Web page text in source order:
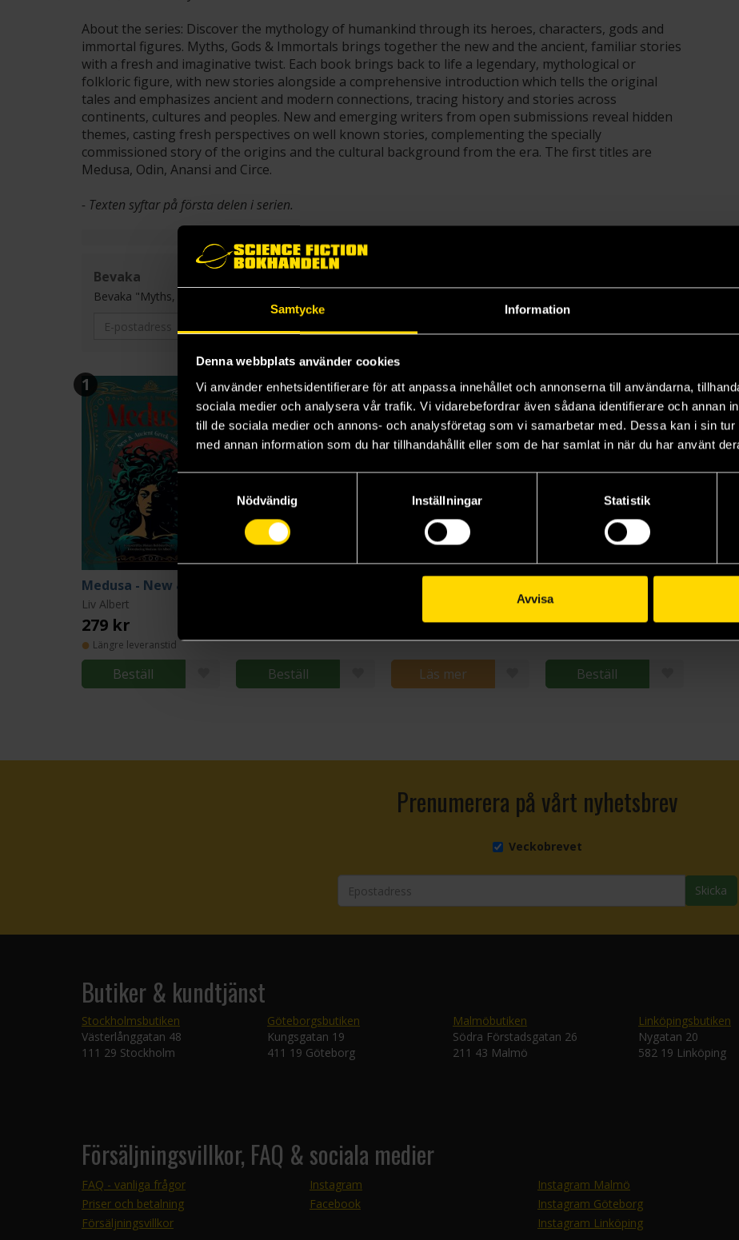
Samtycke Information
Denna webbplats använder cookies
Vi använder enhetsidentifierare för att anpassa innehållet och annonserna till användarna,
sociala medier och analysera vår trafik. Vi vidarebefordrar även sådana identifierare och annan
till de sociala medier och annons- och analysföretag som vi samarbetar med. Dessa kan i sin
med annan information som du har tillhandahållit eller som de har samlat in när du har använt
Nödvändig
Inställningar Statistik
Avvisa
About the series: Discover the mythology of humankind through its heroes, characters, gods and
immortal figures. Myths, Gods & Immortals brings together the new and the ancient, familiar stories
with a fresh and imaginative twist. Each book brings back to life a legendary, mythological or
folkloric figure, with new stories alongside a comprehensive introduction which tells the original
tales and emphasizes ancient and modern connections, tracing history and stories across
continents, cultures and peoples. New and emerging writers from open submissions reveal hidden
themes, casting fresh perspectives on well known stories, complementing the specially
commissioned story of the origins and the cultural background from the era. The first titles are
Medusa, Odin, Anansi and Circe.
- Texten syftar på första delen i serien.
Bevaka
Bevaka "Myths, Gods & Immortals" och få ett mail varje gång en ny del i serien blir tillgänglig för beställning.
1
Liv Albert
279 kr
Längre leveranstid
Beställ
2
Beställ
3
279 kr
Läs mer
4
Matt Ralphs
279 kr
Beställ
Prenumerera på vårt nyhetsbrev
Veckobrevet
Skicka
Butiker & kundtjänst
Stockholmsbutiken
Västerlånggatan 48
111 29 Stockholm
Göteborgsbutiken
Kungsgatan 19
411 19 Göteborg
Malmöbutiken
Södra Förstadsgatan 26
211 43 Malmö
Linköpingsbutiken
Nygatan 20
582 19 Linköping
Försäljningsvillkor, FAQ & sociala medier
FAQ - vanliga frågor
Priser och betalning
Försäljningsvillkor
Instagram
Facebook
Instagram Malmö
Instagram Göteborg
Instagram Linköping